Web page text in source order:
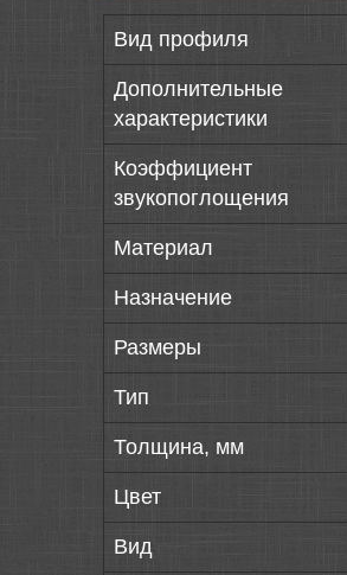
Вид профиля
Дополнительные
характеристики
Коэффициент
звукопоглощения
Материал
Назначение
Размеры
Тип
Толщина, мм
Цвет
Вид